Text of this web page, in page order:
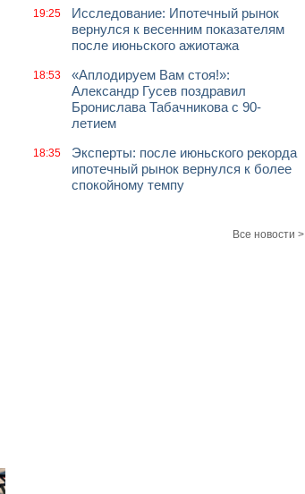
19:25
Исследование: Ипотечный рынок
вернулся к весенним показателям
после июньского ажиотажа
18:53
«Аплодируем Вам стоя!»:
Александр Гусев поздравил
Бронислава Табачникова с 90-
летием
18:35
Эксперты: после июньского рекорда
ипотечный рынок вернулся к более
спокойному темпу
Все новости >